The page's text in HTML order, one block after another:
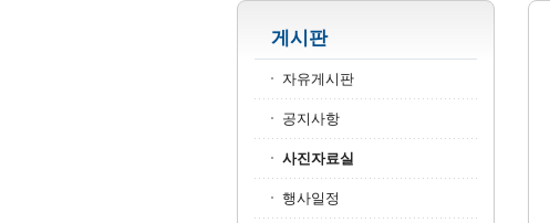
게시판
자유게시판
공지사항
사진자료실
행사일정